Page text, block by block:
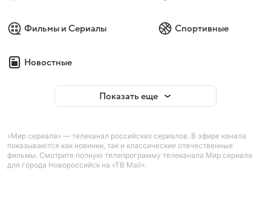
Фильмы и Сериалы Спортивные
Новостные
Показать еще
«Мир сериала» — телеканал российских сериалов. В эфире канала
показываются как новинки, так и классические отечественные
фильмы. Смотрите полную телепрограмму телеканала Мир сериала
для города Новороссийск на «ТВ Mail».